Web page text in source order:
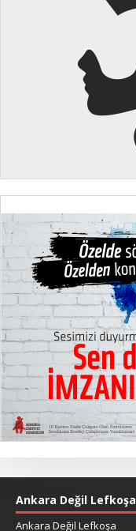
Ankara Değil Lefkoşa
Ankara Değil Lefkoşa